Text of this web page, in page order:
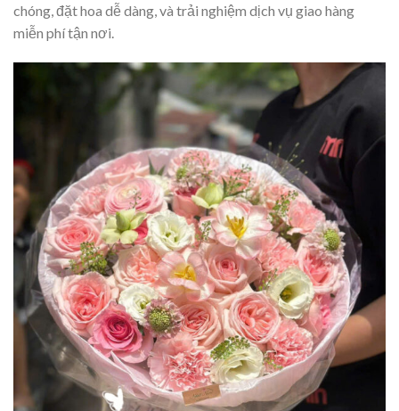
chóng, đặt hoa dễ dàng, và trải nghiệm dịch vụ giao hàng
miễn phí tận nơi.